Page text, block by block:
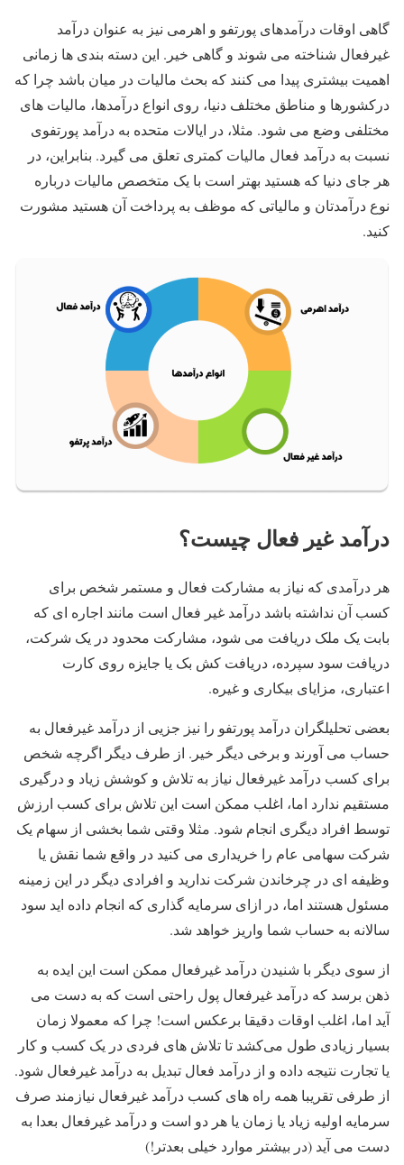
گاهی اوقات درآمدهای پورتفو و اهرمی نیز به عنوان درآمد
غیرفعال شناخته می شوند و گاهی خیر. این دسته بندی ها زمانی
اهمیت بیشتری پیدا می کنند که بحث مالیات در میان باشد چرا که
درکشورها و مناطق مختلف دنیا، روی انواع درآمدها، مالیات های
مختلفی وضع می شود. مثلا، در ایالات متحده به درآمد پورتفوی
نسبت به درآمد فعال مالیات کمتری تعلق می گیرد. بنابراین، در
هر جای دنیا که هستید بهتر است با یک متخصص مالیات درباره
نوع درآمدتان و مالیاتی که موظف به پرداخت آن هستید مشورت
کنید.
درآمد غیر فعال چیست؟
هر درآمدی که نیاز به مشارکت فعال و مستمر شخص برای
کسب آن نداشته باشد درآمد غیر فعال است مانند اجاره ای که
بابت یک ملک دریافت می شود، مشارکت محدود در یک شرکت،
دریافت سود سپرده، دریافت کش بک یا جایزه روی کارت
اعتباری، مزایای بیکاری و غیره.
بعضی تحلیلگران درآمد پورتفو را نیز جزیی از درآمد غیرفعال به
حساب می آورند و برخی دیگر خیر. از طرف دیگر اگرچه شخص
برای کسب درآمد غیرفعال نیاز به تلاش و کوشش زیاد و درگیری
مستقیم ندارد اما، اغلب ممکن است این تلاش برای کسب ارزش
توسط افراد دیگری انجام شود. مثلا وقتی شما بخشی از سهام یک
شرکت سهامی عام را خریداری می کنید در واقع شما نقش یا
وظیفه ای در چرخاندن شرکت ندارید و افرادی دیگر در این زمینه
مسئول هستند اما، در ازای سرمایه گذاری که انجام داده اید سود
سالانه به حساب شما واریز خواهد شد.
از سوی دیگر با شنیدن درآمد غیرفعال ممکن است این ایده به
ذهن برسد که درآمد غیرفعال پول راحتی است که به دست می
آید اما، اغلب اوقات دقیقا برعکس است! چرا که معمولا زمان
بسیار زیادی طول می‌کشد تا تلاش های فردی در یک کسب و کار
یا تجارت نتیجه داده و از درآمد فعال تبدیل به درآمد غیرفعال شود.
از طرفی تقریبا همه راه های کسب درآمد غیرفعال نیازمند صرف
سرمایه اولیه زیاد یا زمان یا هر دو است و درآمد غیرفعال بعدا به
دست می آید (در بیشتر موارد خیلی بعدتر!)